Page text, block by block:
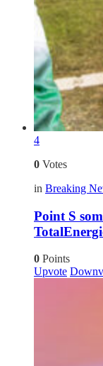
4
0 Votes
in Breaking
Point S
0 Points
Upvote